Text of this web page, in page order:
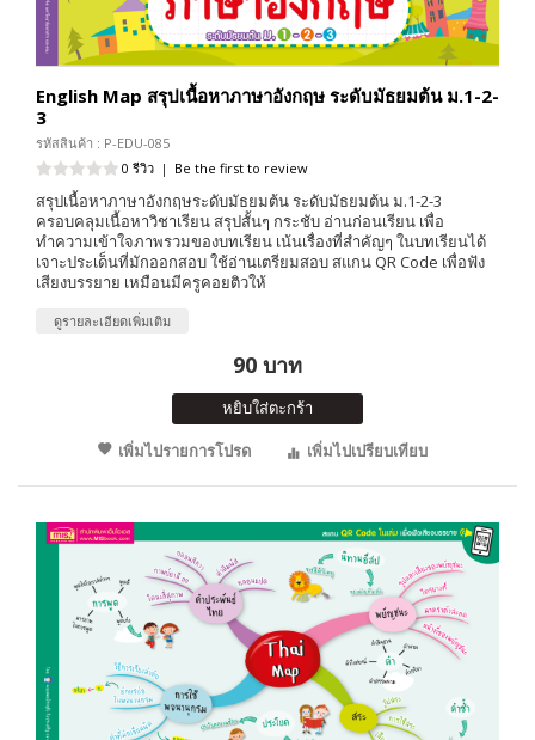
English Map สรุปเนื้อหาภาษาอังกฤษ ระดับมัธยมต้น ม.1-2-
3
รหัสสินค้า : P-EDU-085
0 รีวิว | Be the first to review
สรุปเนื้อหาภาษาอังกฤษระดับมัธยมต้น ระดับมัธยมต้น ม.1-2-3
ครอบคลุมเนื้อหาวิชาเรียน สรุปสั้นๆ กระชับ อ่านก่อนเรียน เพื่อ
ทำความเข้าใจภาพรวมของบทเรียน เน้นเรื่องที่สำคัญๆ ในบทเรียนได้
เจาะประเด็นที่มักออกสอบ ใช้อ่านเตรียมสอบ สแกน QR Code เพื่อฟัง
เสียงบรรยาย เหมือนมีครูคอยติวให้
ดูรายละเอียดเพิ่มเติม
90 บาท
หยิบใส่ตะกร้า
เพิ่มไปรายการโปรด
เพิ่มไปเปรียบเทียบ